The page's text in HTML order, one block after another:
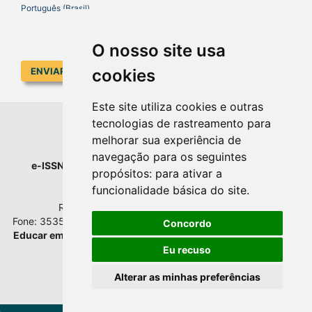
O nosso site usa
cookies
Este site utiliza cookies e outras
tecnologias de rastreamento para
melhorar sua experiência de
navegação para os seguintes
propósitos: para ativar a
funcionalidade básica do site.
Concordo
Eu recuso
Alterar as minhas preferências
Português (Brasil)
ENVIAR SUBMISSÃO
EDUCAR EM REVISTA
e-ISSN : 1984-0411 | Prefixo DOI : 10.1590 | Qualis
Universidade Federal do Paraná
Setor de Educação - Campus Rebouças
Rua Rockefeller, nº 57, 2.º andar - Sala 202
Fone: 3535-6207 | Bairro: Rebouças | Curitiba - Paraná - Brasil
Educar em Revistaesta licenciada comCreative Commons BY
Atribuição 4.0 Internacional.